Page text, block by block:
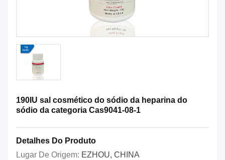
190IU sal cosmético do sódio da heparina do
sódio da categoria Cas9041-08-1
Detalhes Do Produto
Lugar De Origem: EZHOU, CHINA